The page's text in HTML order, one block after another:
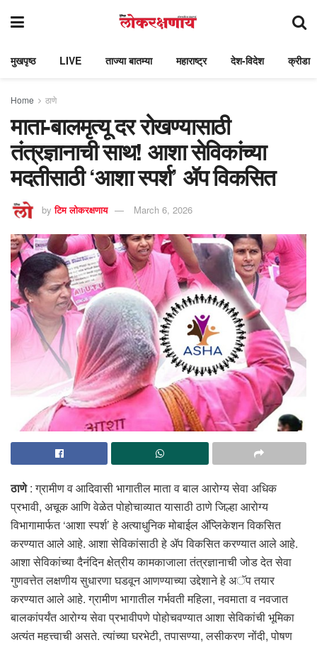
मुखपृष्ठ LIVE ताज्या बातम्या महाराष्ट्र देश-विदेश क्रीडा
Home ठाणे
माता-बालमृत्यू दर रोखण्यासाठी
तंत्रज्ञानाची साथ! आशा सेविकांच्या
मदतीसाठी ‘आशा स्पर्श’ ॲप विकसित
by टिम लोकरक्षणाय March 6, 2026
ठाणे : ग्रामीण व आदिवासी भागातील माता व बाल आरोग्य सेवा अधिक
प्रभावी, अचूक आणि वेळेत पोहोचाव्यात यासाठी ठाणे जिल्हा आरोग्य
विभागामार्फत ‘आशा स्पर्श’ हे अत्याधुनिक मोबाईल ॲप्लिकेशन विकसित
करण्यात आले आहे. आशा सेविकांसाठी हे ॲप विकसित करण्यात आले आहे.
आशा सेविकांच्या दैनंदिन क्षेत्रीय कामकाजाला तंत्रज्ञानाची जोड देत सेवा
गुणवत्तेत लक्षणीय सुधारणा घडवून आणण्याच्या उद्देशाने हे अॅप तयार
करण्यात आले आहे. ग्रामीण भागातील गर्भवती महिला, नवमाता व नवजात
बालकांपर्यंत आरोग्य सेवा प्रभावीपणे पोहोचवण्यात आशा सेविकांची भूमिका
अत्यंत महत्त्वाची असते. त्यांच्या घरभेटी, तपासण्या, लसीकरण नोंदी, पोषण